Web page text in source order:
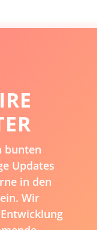
bunten
Updates
in den
Wir